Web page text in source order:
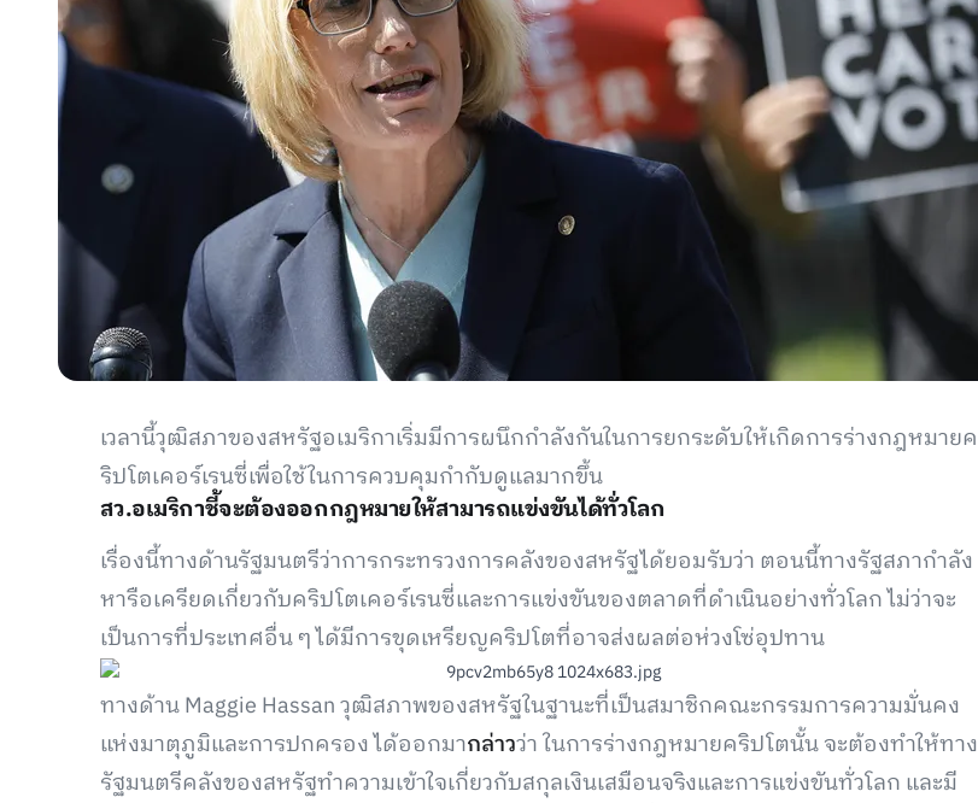
เวลานี้วุฒิสภาของสหรัฐอเมริกาเริ่มมีการผนึกกำลังกันในการยกระดับให้เกิดการร่างกฎหมายค
ริปโตเคอร์เรนซี่เพื่อใช้ในการควบคุมกำกับดูแลมากขึ้น
สว.อเมริกาชี้จะต้องออกกฎหมายให้สามารถแข่งขันได้ทั่วโลก
เรื่องนี้ทางด้านรัฐมนตรีว่าการกระทรวงการคลังของสหรัฐได้ยอมรับว่า ตอนนี้ทางรัฐสภากำลัง
หารือเครียดเกี่ยวกับคริปโตเคอร์เรนซี่และการแข่งขันของตลาดที่ดำเนินอย่างทั่วโลก ไม่ว่าจะ
เป็นการที่ประเทศอื่น ๆ ได้มีการขุดเหรียญคริปโตที่อาจส่งผลต่อห่วงโซ่อุปทาน
ทางด้าน Maggie Hassan วุฒิสภาพของสหรัฐในฐานะที่เป็นสมาชิกคณะกรรมการความมั่นคง
แห่งมาตุภูมิและการปกครอง ได้ออกมากล่าวว่า ในการร่างกฎหมายคริปโตนั้น จะต้องทำให้ทาง
รัฐมนตรีคลังของสหรัฐทำความเข้าใจเกี่ยวกับสกุลเงินเสมือนจริงและการแข่งขันทั่วโลก และมี